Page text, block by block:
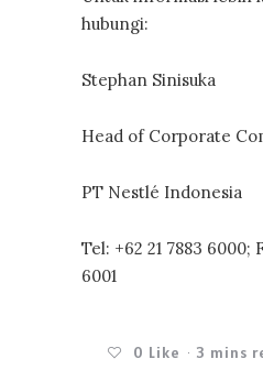
hubungi:
Stephan Sinisuka
Head of Corporate
PT Nestlé Indonesia
Tel: +62 21 7883 6000;
6001
0 Like 3 mins